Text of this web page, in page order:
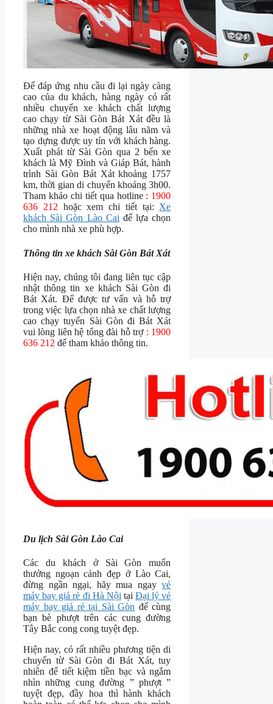
Để đáp ứng nhu cầu đi lại ngày càng
cao của du khách, hàng ngày có rất
nhiều chuyến xe khách chất lượng
cao chạy từ Sài Gòn Bát Xát đều là
những nhà xe hoạt động lâu năm và
tạo dựng được uy tín với khách hàng.
Xuất phát từ Sài Gòn qua 2 bến xe
khách là Mỹ Đình và Giáp Bát, hành
trình Sài Gòn Bát Xát khoảng 1757
km, thời gian di chuyển khoảng 3h00.
Tham khảo chi tiết qua hotline : 1900
636 212 hoặc xem chi tiết tại: Xe
khách Sài Gòn Lào Cai để lựa chọn
cho mình nhà xe phù hợp.
Thông tin xe khách Sài Gòn Bát Xát
Hiện nay, chúng tôi đang liên tục cập
nhật thông tin xe khách Sài Gòn đi
Bát Xát. Để được tư vấn và hỗ trợ
trong việc lựa chọn nhà xe chất lượng
cao chạy tuyến Sài Gòn đi Bát Xát
vui lòng liên hệ tổng đài hỗ trợ : 1900
636 212 để tham khảo thông tin.
Du lịch Sài Gòn Lào Cai
Các du khách ở Sài Gòn muốn
thưởng ngoạn cảnh đẹp ở Lào Cai,
đừng ngần ngại, hãy mua ngayvé
máy bay giá rẻ đi Hà Nội tạiĐại lý vé
máy bay giá rẻ tại Sài Gòn để cùng
bạn bè phượt trên các cung đường
Tây Bắc cong cong tuyệt đẹp.
Hiện nay, có rất nhiều phương tiện di
chuyển từ Sài Gòn đi Bát Xát, tuy
nhiên để tiết kiệm tiền bạc và ngắm
nhìn những cung đường ” phượt ”
tuyệt đẹp, đầy hoa thì hành khách